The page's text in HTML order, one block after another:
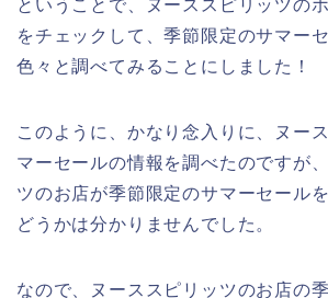
ということで、ヌーススピリッツの
をチェックして、季節限定のサマー
色々と調べてみることにしました！
このように、かなり念入りに、ヌー
マーセールの情報を調べたのですが
ツのお店が季節限定のサマーセール
どうかは分かりませんでした。
なので、ヌーススピリッツのお店の